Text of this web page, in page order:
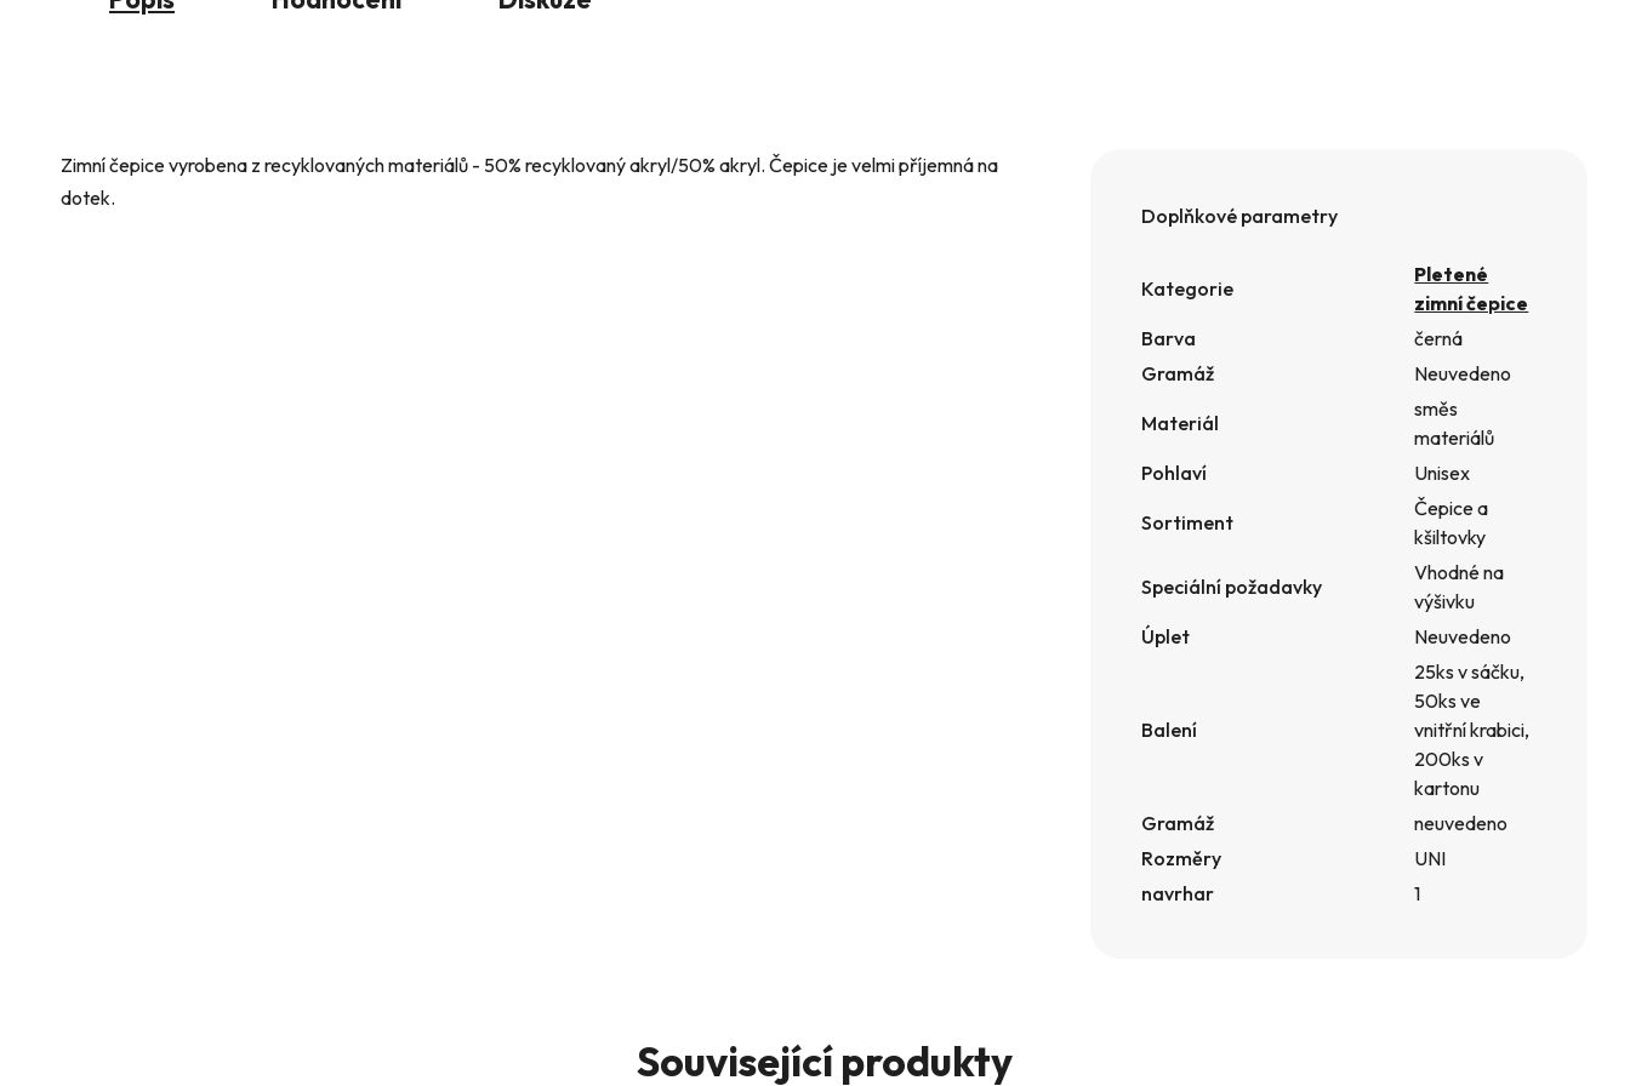
Zimní čepice vyrobena z recyklovaných materiálů - 50% recyklovaný akryl/50% akryl. Čepice je velmi příjemná na
dotek.
Doplňkové parametry
Kategorie
Pletené
zimní čepice
Barva
černá
Gramáž
Neuvedeno
Materiál
směs
materiálů
Pohlaví
Unisex
Sortiment
Čepice a
kšiltovky
Speciální požadavky
Vhodné na
výšivku
Úplet
Neuvedeno
Balení
25ks v sáčku,
50ks ve
vnitřní krabici,
200ks v
kartonu
Gramáž
neuvedeno
Rozměry
UNI
navrhar
1
Související produkty